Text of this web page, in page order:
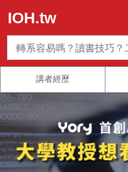
IOH.tw
講者經歷